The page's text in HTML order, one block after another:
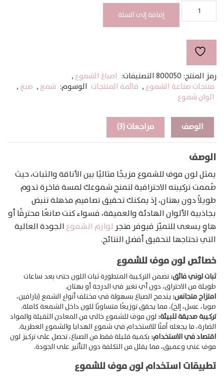
Products
search
شموع
إضافة إلى السلة
رمز المنتج: 800050 التصنيفات: اصباغ الشموع ,
منتجات صناعة الشموع , قائمة المنتجات الوسوم: شمع , صبغ ,
الوان شموع
الوصف مراجعات (3)
الوصف
يمثل لون موف للشموع مزيجًا مثاليًا بين الأناقة والثبات، حيث
صُممت تركيبته الاحترافية لتمنح شموعك لمسة فاخرة تدوم
طويلاً دون بهتان، إذ يمكنك تحقيق تصاميم مذهلة تنبض
بجاذبية الألوان الهادئة والعميقة، فسواء كنت صانعًا محترفًا أو
هاوٍ يسعى للتميّز فيوفر متجر لوازم الشموع الجودة العالية
التي تحتاجها لتحقيق أفضل النتائج.
خصائص لون موف للشموع
ثبات لوني فائق:تضمن التركيبة المتطورة ثبات اللون حتى بعد ساعات
طويلة من الاحتراق، دون أي تغير في الدرجة أو بهتان.
امتزاج متجانس: يندمج الصباغ بسهولة في مختلف أنواع الشمع (بارافين،
صويا، عسل، إلخ)، مما يحقق توزيعًا متساويًا للون داخل الشمعة كاملة.
تركيبة صديقة للبيئة: لون موف للشموع خالي من المعادن الثقيلة والمواد
الضارة، ما يجعله آمنًا للاستخدام في شموع الهدايا والشموع العطرية.
اقتصاد في الاستخدام: بكمية قليلة فقط من الصباغ، تحصل على تركيز لون
موف غني وعميق، مما يقلل من التكلفة دون التأثير على الجودة.
تطبيقات استخدام لون موف للشموع